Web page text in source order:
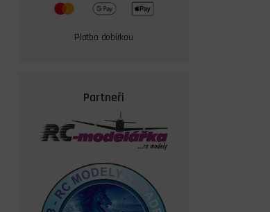
Platba dobírkou
Partneři